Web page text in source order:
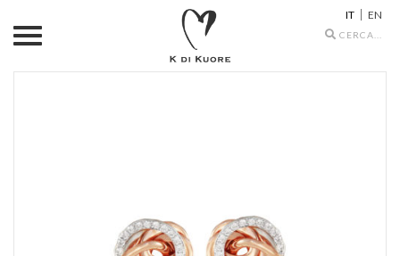
Search
IT EN